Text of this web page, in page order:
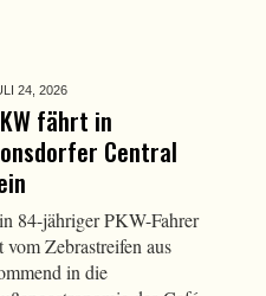
24, 2026
fährt in
Central
84-jähriger PKW-Fahrer
vom Zebrastreifen aus
in die